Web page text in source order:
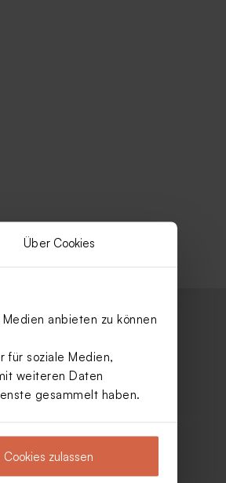
Über Cookies
anbieten zu können
für soziale Medien,
weiteren Daten
gesammelt haben.
Cookies zulassen